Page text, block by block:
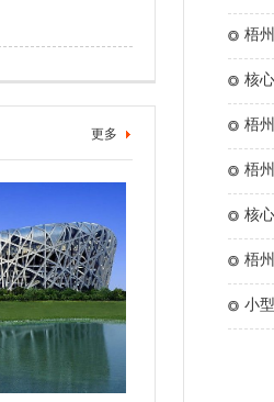
更多
告 梧
核
梧
告 梧
核
梧
小